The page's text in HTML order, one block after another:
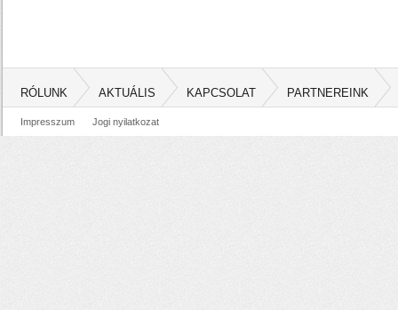
RÓLUNK AKTUÁLIS KAPCSOLAT PARTNEREINK
Impresszum Jogi nyilatkozat